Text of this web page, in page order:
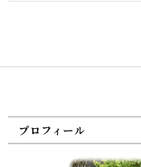
プロフィール